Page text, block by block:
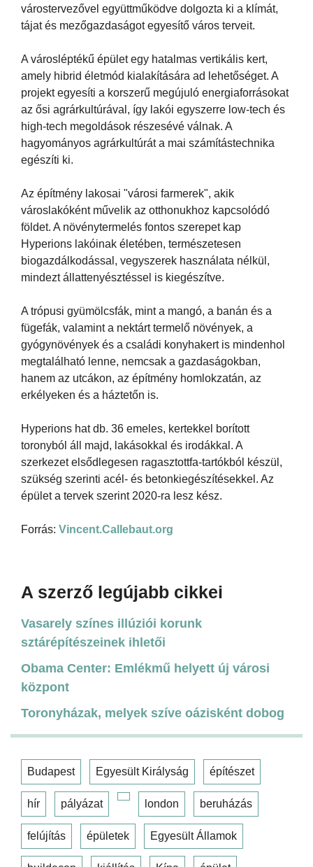
várostervezővel együttműködve dolgozta ki a klímát,
tájat és mezőgazdaságot egyesítő város terveit.
A városléptékű épület egy hatalmas vertikális kert,
amely hibrid életmód kialakítására ad lehetőséget. A
projekt egyesíti a korszerű megújuló energiaforrásokat
az ősi agrárkultúrával, így lakói egyszerre low-tech és
high-tech megoldások részesévé válnak. A
hagyományos agrárkultúrát a mai számítástechnika
egészíti ki.
Az építmény lakosai "városi farmerek", akik
városlakóként művelik az otthonukhoz kapcsolódó
földet. A növénytermelés fontos szerepet kap
Hyperions lakóinak életében, természetesen
biogazdálkodással, vegyszerek használata nélkül,
mindezt állattenyésztéssel is kiegészítve.
A trópusi gyümölcsfák, mint a mangó, a banán és a
fügefák, valamint a nektárt termelő növények, a
gyógynövények és a családi konyhakert is mindenhol
megtalálható lenne, nemcsak a gazdaságokban,
hanem az utcákon, az építmény homlokzatán, az
erkélyeken és a háztetőn is.
Hyperions hat db. 36 emeles, kertekkel borított
toronyból áll majd, lakásokkal és irodákkal. A
szerkezet elsődlegesen ragasztottfa-tartókból készül,
szükség szerinti acél- és betonkiegészítésekkel. Az
épület a tervek szerint 2020-ra lesz kész.
Forrás: Vincent.Callebaut.org
A szerző legújabb cikkei
Vasarely színes illúziói korunk
sztárépítészeinek ihletői
Obama Center: Emlékmű helyett új városi
központ
Toronyházak, melyek szíve oázisként dobog
Budapest Egyesült Királyság építészet
hír pályázat london beruházás
felújítás épületek Egyesült Államok